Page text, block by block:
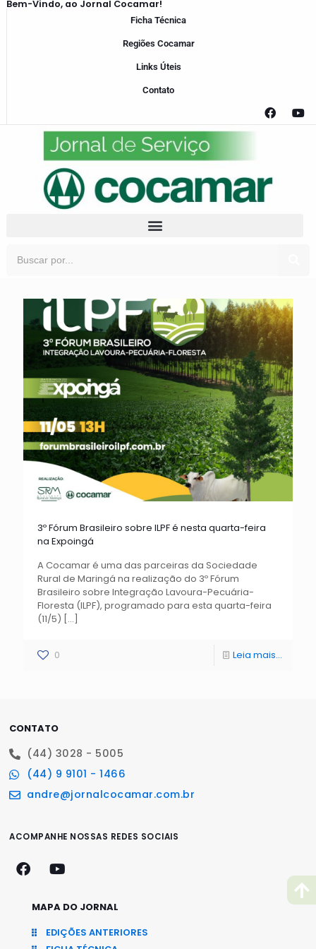
Bem-Vindo, ao Jornal Cocamar!
Ficha Técnica
Regiões Cocamar
Links Úteis
Contato
3º Fórum Brasileiro sobre ILPF é nesta quarta-feira
na Expoingá
A Cocamar é uma das parceiras da Sociedade
Rural de Maringá na realização do 3º Fórum
Brasileiro sobre Integração Lavoura-Pecuária-
Floresta (ILPF), programado para esta quarta-feira
(11/5) […]
0 Leia mais...
CONTATO
(44) 3028 - 5005
(44) 9 9101 - 1466
andre@jornalcocamar.com.br
ACOMPANHE NOSSAS REDES SOCIAIS
MAPA DO JORNAL
EDIÇÕES ANTERIORES